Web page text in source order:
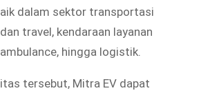
dalam sektor transportasi
travel, kendaraan layanan
hingga logistik.
tersebut, Mitra EV dapat